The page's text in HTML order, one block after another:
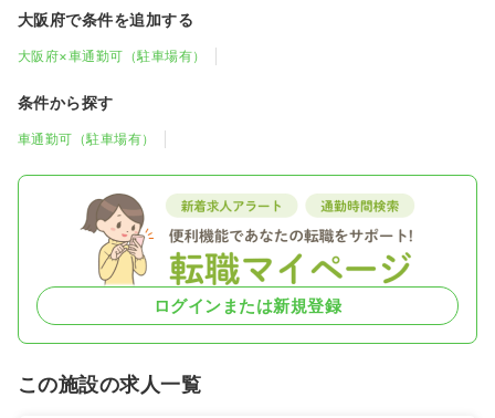
大阪府で条件を追加する
大阪府×車通勤可（駐車場有）
条件から探す
車通勤可（駐車場有）
ログインまたは新規登録
この施設の求人一覧